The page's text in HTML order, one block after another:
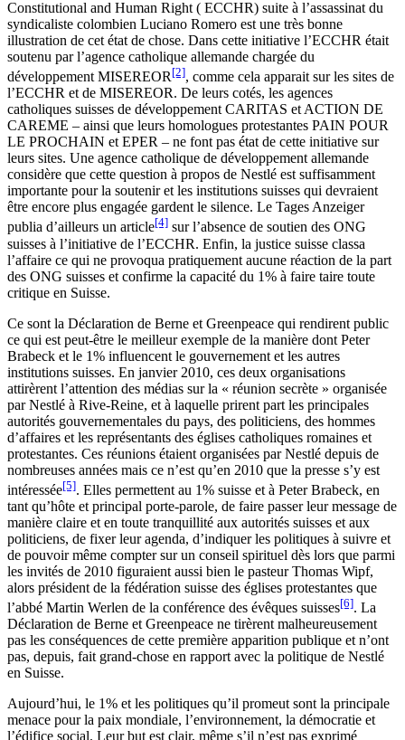
Constitutional and Human Right ( ECCHR) suite à l’assassinat du
syndicaliste colombien Luciano Romero est une très bonne
illustration de cet état de chose. Dans cette initiative l’ECCHR était
soutenu par l’agence catholique allemande chargée du
développement MISEREOR[2], comme cela apparait sur les sites de
l’ECCHR et de MISEREOR. De leurs cotés, les agences
catholiques suisses de développement CARITAS et ACTION DE
CAREME – ainsi que leurs homologues protestantes PAIN POUR
LE PROCHAIN et EPER – ne font pas état de cette initiative sur
leurs sites. Une agence catholique de développement allemande
considère que cette question à propos de Nestlé est suffisamment
importante pour la soutenir et les institutions suisses qui devraient
être encore plus engagée gardent le silence. Le Tages Anzeiger
publia d’ailleurs un article[4] sur l’absence de soutien des ONG
suisses à l’initiative de l’ECCHR. Enfin, la justice suisse classa
l’affaire ce qui ne provoqua pratiquement aucune réaction de la part
des ONG suisses et confirme la capacité du 1% à faire taire toute
critique en Suisse.
Ce sont la Déclaration de Berne et Greenpeace qui rendirent public
ce qui est peut-être le meilleur exemple de la manière dont Peter
Brabeck et le 1% influencent le gouvernement et les autres
institutions suisses. En janvier 2010, ces deux organisations
attirèrent l’attention des médias sur la « réunion secrète » organisée
par Nestlé à Rive-Reine, et à laquelle prirent part les principales
autorités gouvernementales du pays, des politiciens, des hommes
d’affaires et les représentants des églises catholiques romaines et
protestantes. Ces réunions étaient organisées par Nestlé depuis de
nombreuses années mais ce n’est qu’en 2010 que la presse s’y est
intéressée[5]. Elles permettent au 1% suisse et à Peter Brabeck, en
tant qu’hôte et principal porte-parole, de faire passer leur message de
manière claire et en toute tranquillité aux autorités suisses et aux
politiciens, de fixer leur agenda, d’indiquer les politiques à suivre et
de pouvoir même compter sur un conseil spirituel dès lors que parmi
les invités de 2010 figuraient aussi bien le pasteur Thomas Wipf,
alors président de la fédération suisse des églises protestantes que
l’abbé Martin Werlen de la conférence des évêques suisses[6]. La
Déclaration de Berne et Greenpeace ne tirèrent malheureusement
pas les conséquences de cette première apparition publique et n’ont
pas, depuis, fait grand-chose en rapport avec la politique de Nestlé
en Suisse.
Aujourd’hui, le 1% et les politiques qu’il promeut sont la principale
menace pour la paix mondiale, l’environnement, la démocratie et
l’édifice social. Leur but est clair, même s’il n’est pas exprimé